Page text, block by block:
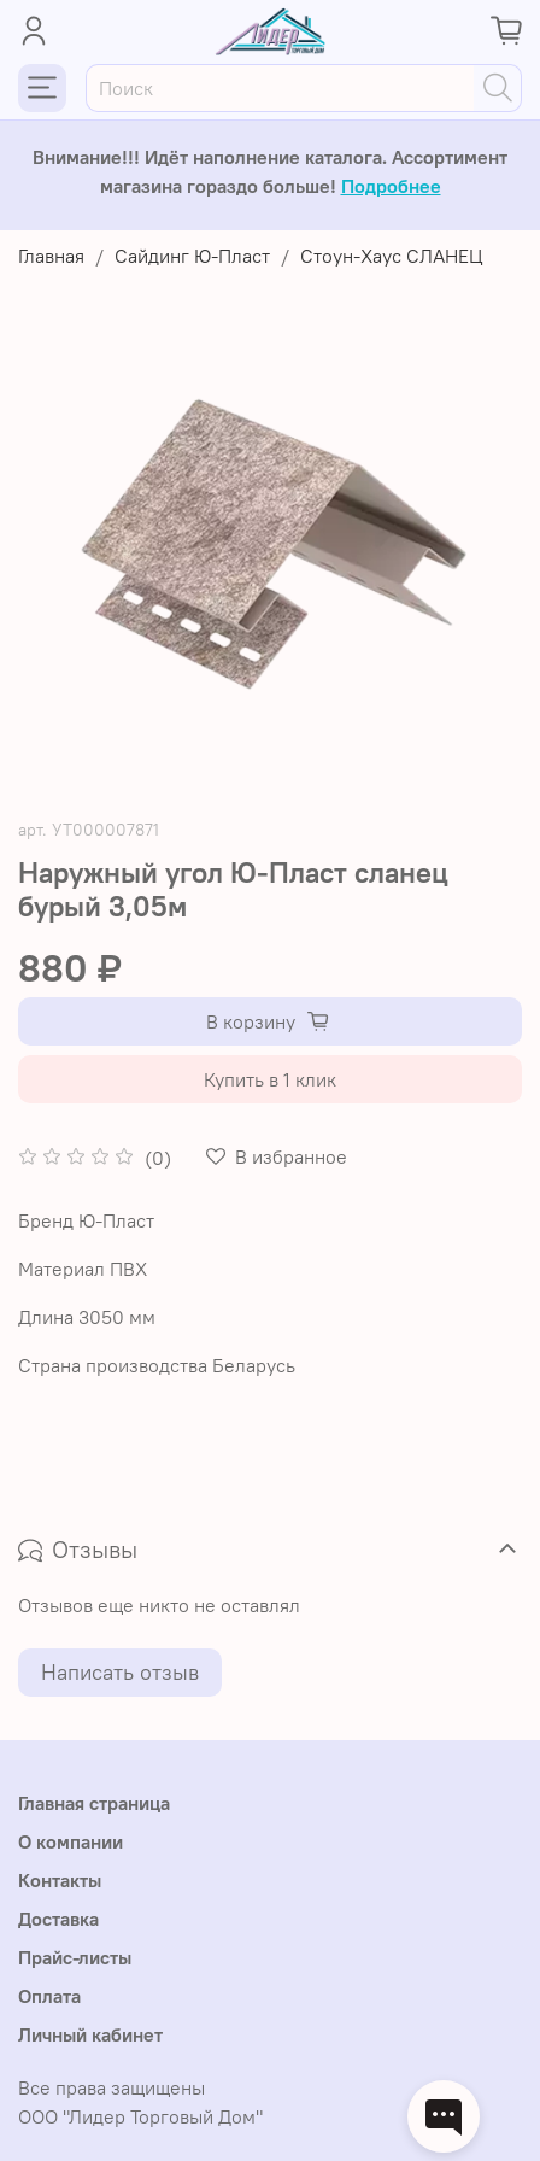
Внимание!!! Идёт наполнение каталога. Ассортимент
магазина гораздо больше! Подробнее
Главная Сайдинг Ю-Пласт Стоун-Хаус СЛАНЕЦ
арт. УТ000007871
Наружный угол Ю-Пласт сланец
бурый 3,05м
(0) В избранное
880 ₽
В корзину
Купить в 1 клик
Бренд Ю-Пласт
Материал ПВХ
Длина 3050 мм
Страна производства Беларусь
Отзывы
Отзывов еще никто не оставлял
Написать отзыв
Главная страница
О компании
Контакты
Доставка
Прайс-листы
Оплата
Личный кабинет
Все права защищены
ООО "Лидер Торговый Дом"